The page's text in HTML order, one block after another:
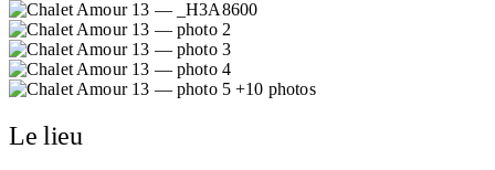
+10 photos
Le lieu